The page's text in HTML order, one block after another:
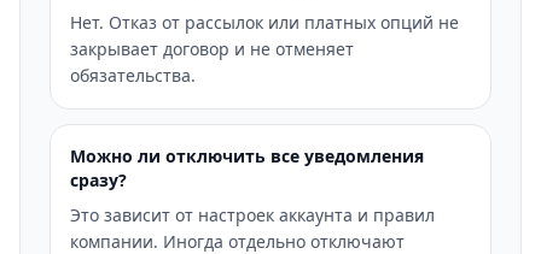
Нет. Отказ от рассылок или платных опций не
закрывает договор и не отменяет
обязательства.
Можно ли отключить все уведомления
сразу?
Это зависит от настроек аккаунта и правил
компании. Иногда отдельно отключают